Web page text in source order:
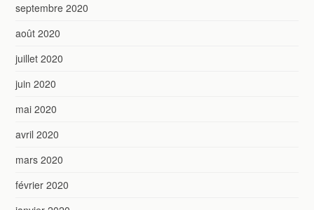
septembre 2020
août 2020
juillet 2020
juin 2020
mai 2020
avril 2020
mars 2020
février 2020